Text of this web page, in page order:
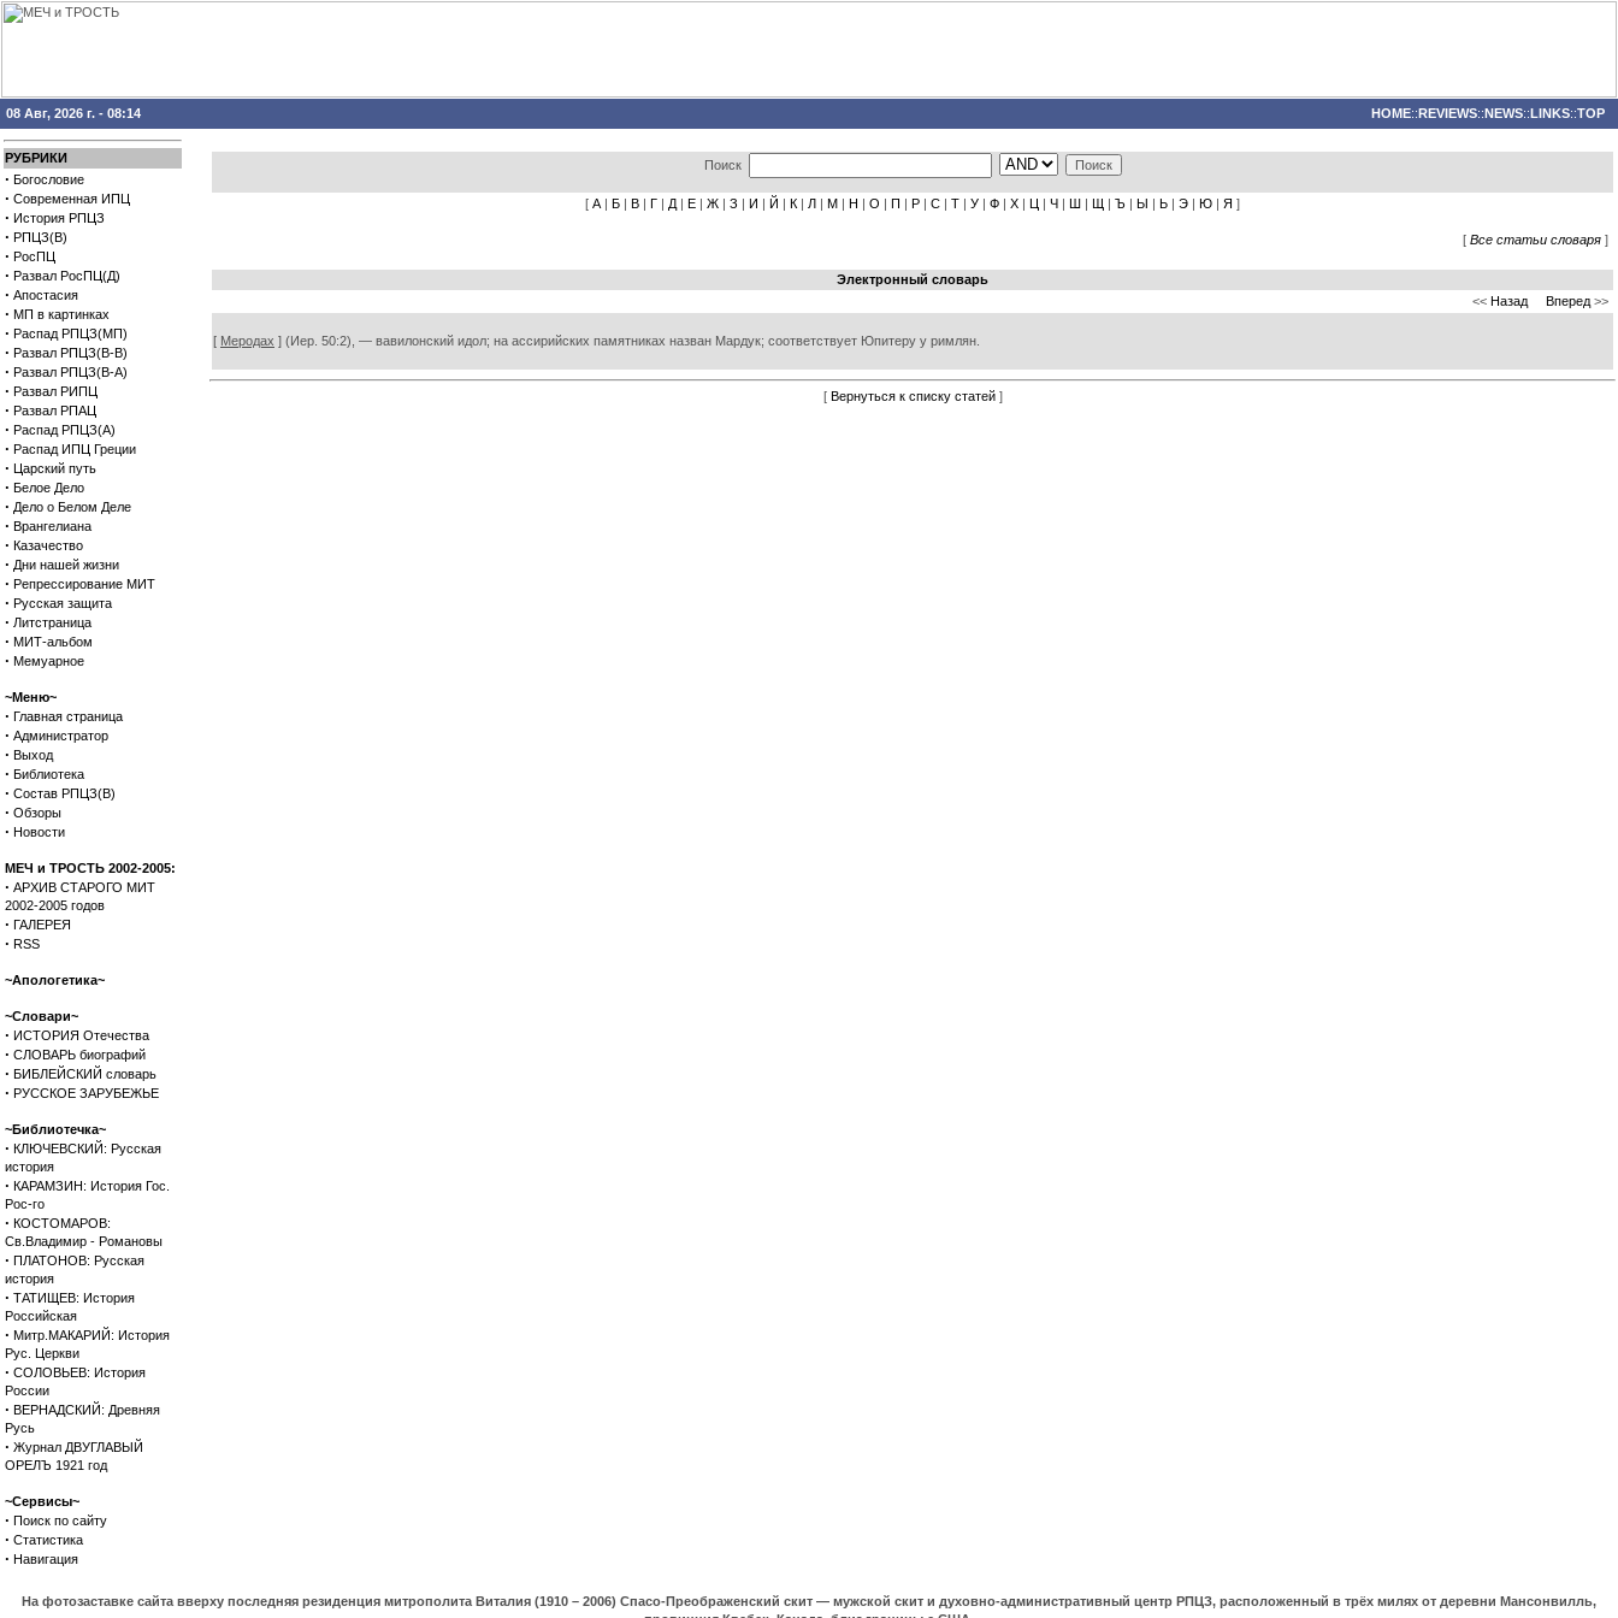
08 Авг, 2026 г. - 08:14 HOME::REVIEWS::NEWS::LINKS::TOP
РУБРИКИ
· Богословие
· Современная ИПЦ
· История РПЦЗ
· РПЦЗ(В)
· РосПЦ
· Развал РосПЦ(Д)
· Апостасия
· МП в картинках
· Распад РПЦЗ(МП)
· Развал РПЦЗ(В-В)
· Развал РПЦЗ(В-А)
· Развал РИПЦ
· Развал РПАЦ
· Распад РПЦЗ(А)
· Распад ИПЦ Греции
· Царский путь
· Белое Дело
· Дело о Белом Деле
· Врангелиана
· Казачество
· Дни нашей жизни
· Репрессирование МИТ
· Русская защита
· Литстраница
· МИТ-альбом
· Мемуарное
~Меню~
· Главная страница
· Администратор
· Выход
· Библиотека
· Состав РПЦЗ(В)
· Обзоры
· Новости
МЕЧ и ТРОСТЬ 2002-2005:
· АРХИВ СТАРОГО МИТ
2002-2005 годов
· ГАЛЕРЕЯ
· RSS
~Апологетика~
~Словари~
· ИСТОРИЯ Отечества
· СЛОВАРЬ биографий
· БИБЛЕЙСКИЙ словарь
· РУССКОЕ ЗАРУБЕЖЬЕ
~Библиотечка~
· КЛЮЧЕВСКИЙ: Русская
история
· КАРАМЗИН: История Гос.
Рос-го
· КОСТОМАРОВ:
Св.Владимир - Романовы
· ПЛАТОНОВ: Русская
история
· ТАТИЩЕВ: История
Российская
· Митр.МАКАРИЙ: История
Рус. Церкви
· СОЛОВЬЕВ: История
России
· ВЕРНАДСКИЙ: Древняя
Русь
· Журнал ДВУГЛАВЫЙ
ОРЕЛЪ 1921 год
~Сервисы~
· Поиск по сайту
· Статистика
· Навигация
Поиск
[ А | Б | В | Г | Д | Е | Ж | З | И | Й | К | Л | М | Н | О | П | Р | С | Т | У | Ф | Х | Ц | Ч | Ш | Щ | Ъ | Ы | Ь | Э | Ю | Я ]
[ Все статьи словаря ]
Электронный словарь
<< Назад Вперед >>
[ Меродах ] (Иер. 50:2), — вавилонский идол; на ассирийских памятниках назван Мардук; соответствует Юпитеру у римлян.
[ Вернуться к списку статей]
На фотозаставке сайта вверху последняя резиденция митрополита Виталия (1910 – 2006) Спасо-Преображенский скит — мужской скит и духовно-административный центр РПЦЗ, расположенный в трёх милях от деревни Мансонвилль,